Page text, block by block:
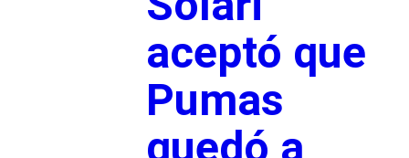
aceptó que
Pumas
quedó a